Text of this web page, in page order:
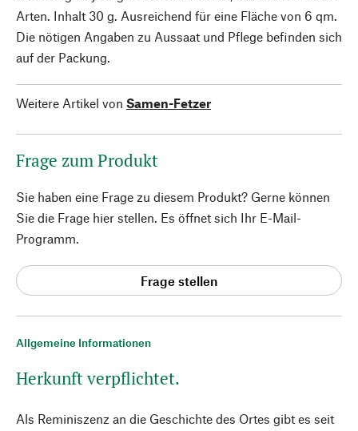
Allgemeine Informationen
Herkunft verpflichtet.
Als Reminiszenz an die Geschichte des Ortes gibt es seit
Arten. Inhalt 30 g. Ausreichend für eine Fläche von 6 qm.
Die nötigen Angaben zu Aussaat und Pflege befinden sich
auf der Packung.
Weitere Artikel von Samen-Fetzer
Frage zum Produkt
Sie haben eine Frage zu diesem Produkt? Gerne können
Sie die Frage hier stellen. Es öffnet sich Ihr E-Mail-
Programm.
Frage stellen